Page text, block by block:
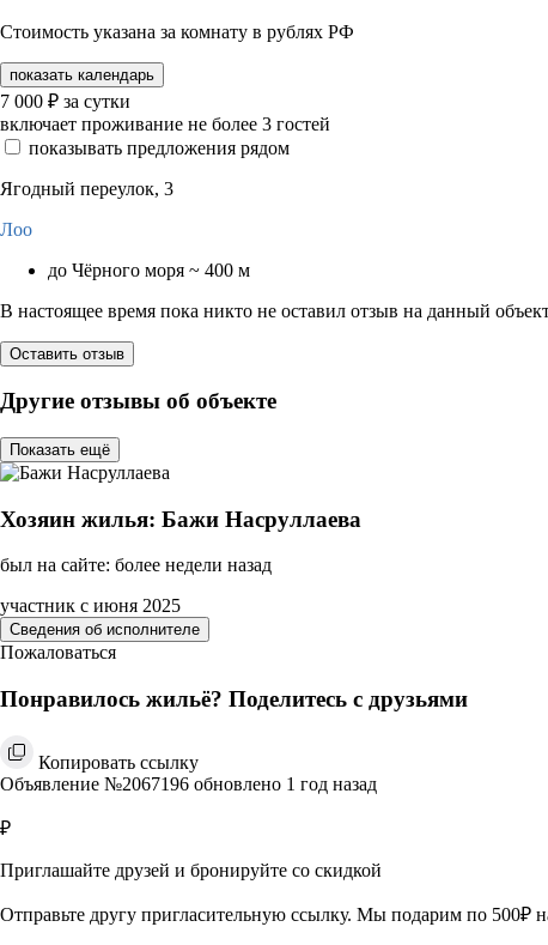
Стоимость указана за комнату в рублях РФ
показать календарь
7 000 ₽ за сутки
включает проживание не более 3 гостей
показывать предложения рядом
Ягодный переулок, 3
Лоо
до Чёрного моря ~ 400 м
В настоящее время пока никто не оставил отзыв на данный
Оставить отзыв
Другие отзывы об объекте
Показать ещё
Хозяин жилья: Бажи Насруллаева
был на сайте: более недели назад
участник с июня 2025
Сведения об исполнителе
Пожаловаться
Понравилось жильё? Поделитесь с друзьями
Копировать ссылку
Объявление №2067196 обновлено 1 год назад
₽
Приглашайте друзей и бронируйте со скидкой
Отправьте другу пригласительную ссылку. Мы подарим по 500₽